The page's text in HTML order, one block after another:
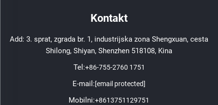
Kontakt
Add: 3. sprat, zgrada br. 1, industrijska zona Shengxuan, cesta
Shilong, Shiyan, Shenzhen 518108, Kina
Tel:+86-755-2760 1751
E-mail:[email protected]
Mobilni:+8613751129751